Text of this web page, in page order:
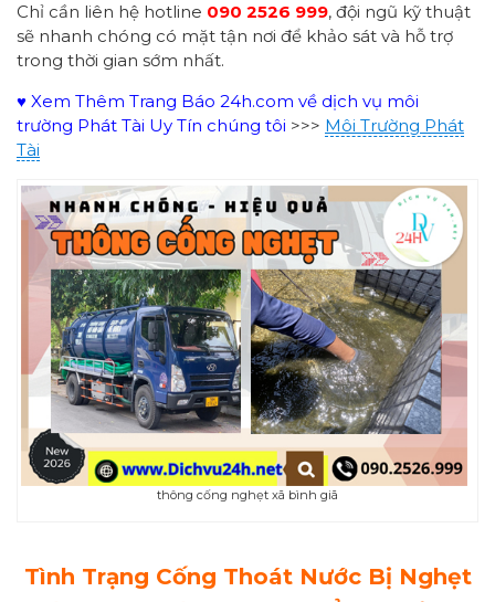
Chỉ cần liên hệ hotline 090 2526 999, đội ngũ kỹ thuật
sẽ nhanh chóng có mặt tận nơi để khảo sát và hỗ trợ
trong thời gian sớm nhất.
♥ Xem Thêm Trang Báo 24h.com về dịch vụ môi
trường Phát Tài Uy Tín chúng tôi >>> Môi Trường Phát
Tài
thông cống nghẹt xã bình giã
Tình Trạng Cống Thoát Nước Bị Nghẹt